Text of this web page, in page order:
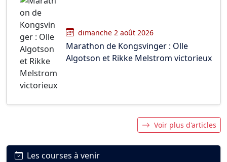
dimanche 2 août 2026
Marathon de Kongsvinger : Olle
Algotson et Rikke Melstrom victorieux
Voir plus d'articles
Les courses à venir